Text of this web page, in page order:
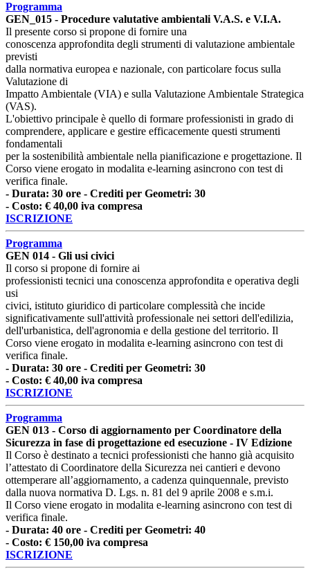
Programma
GEN_015 - Procedure valutative ambientali V.A.S. e V.I.A.
Il presente corso si propone di fornire una
conoscenza approfondita degli strumenti di valutazione ambientale
previsti
dalla normativa europea e nazionale, con particolare focus sulla
Valutazione di
Impatto Ambientale (VIA) e sulla Valutazione Ambientale Strategica
(VAS).
L'obiettivo principale è quello di formare professionisti in grado di
comprendere, applicare e gestire efficacemente questi strumenti
fondamentali
per la sostenibilità ambientale nella pianificazione e progettazione. Il
Corso viene erogato in modalita e-learning asincrono con test di
verifica finale.
- Durata: 30 ore - Crediti per Geometri: 30
- Costo: € 40,00 iva compresa
ISCRIZIONE
Programma
GEN 014 - Gli usi civici
Il corso si propone di fornire ai
professionisti tecnici una conoscenza approfondita e operativa degli
usi
civici, istituto giuridico di particolare complessità che incide
significativamente sull'attività professionale nei settori dell'edilizia,
dell'urbanistica, dell'agronomia e della gestione del territorio. Il
Corso viene erogato in modalita e-learning asincrono con test di
verifica finale.
- Durata: 30 ore - Crediti per Geometri: 30
- Costo: € 40,00 iva compresa
ISCRIZIONE
Programma
GEN 013 - Corso di aggiornamento per Coordinatore della
Sicurezza in fase di progettazione ed esecuzione - IV Edizione
Il Corso è destinato a tecnici professionisti che hanno già acquisito
l’attestato di Coordinatore della Sicurezza nei cantieri e devono
ottemperare all’aggiornamento, a cadenza quinquennale, previsto
dalla nuova normativa D. Lgs. n. 81 del 9 aprile 2008 e s.m.i.
Il Corso viene erogato in modalita e-learning asincrono con test di
verifica finale.
- Durata: 40 ore - Crediti per Geometri: 40
- Costo: € 150,00 iva compresa
ISCRIZIONE